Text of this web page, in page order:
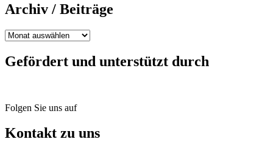
Archiv / Beiträge
Archiv
Beiträge
Gefördert und unterstützt durch
Folgen Sie uns auf
Kontakt zu uns